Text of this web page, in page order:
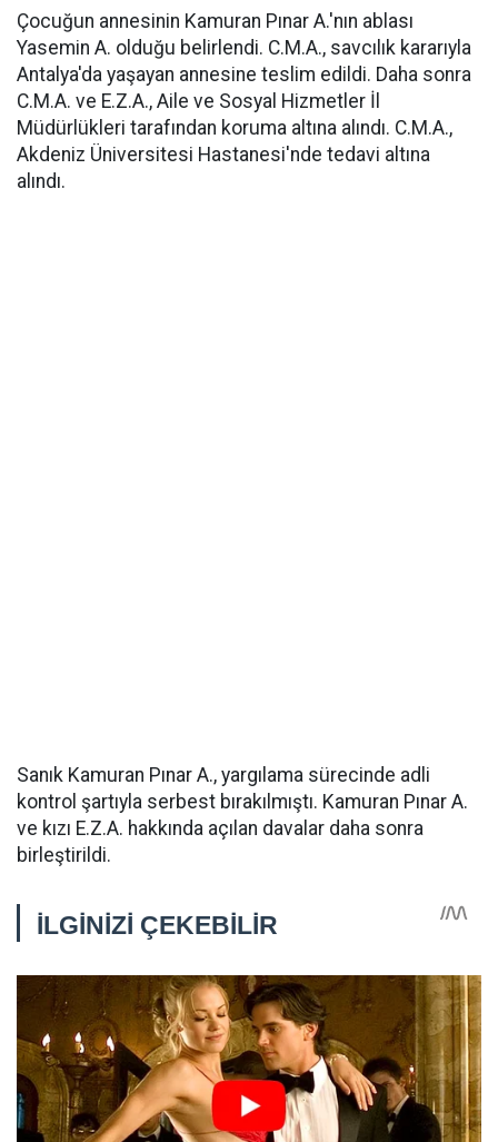
Çocuğun annesinin Kamuran Pınar A.'nın ablası
Yasemin A. olduğu belirlendi. C.M.A., savcılık kararıyla
Antalya'da yaşayan annesine teslim edildi. Daha sonra
C.M.A. ve E.Z.A., Aile ve Sosyal Hizmetler İl
Müdürlükleri tarafından koruma altına alındı. C.M.A.,
Akdeniz Üniversitesi Hastanesi'nde tedavi altına
alındı.
Sanık Kamuran Pınar A., yargılama sürecinde adli
kontrol şartıyla serbest bırakılmıştı. Kamuran Pınar A.
ve kızı E.Z.A. hakkında açılan davalar daha sonra
birleştirildi.